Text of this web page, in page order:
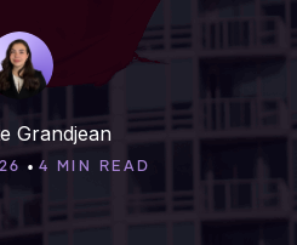
Grandjean
• 4 MIN READ